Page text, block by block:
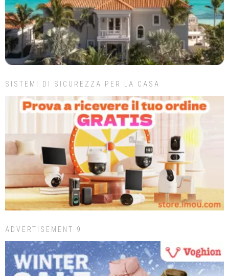
SISTEMI DI SICUREZZA PER LA CASA
ADVERTISEMENT 9